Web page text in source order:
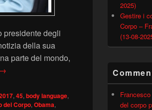
presidente degli
della sua
parte del mondo,
Analisi del Linguaggio del corpo di Donald
→
, 45, body language,
del Corpo, Obama,
2025)
Gestire i
Corpo –
(13-08-
del corpo